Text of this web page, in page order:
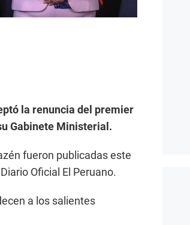
la renuncia del premier
Gabinete Ministerial.
fueron publicadas este
Oficial El Peruano.
a los salientes